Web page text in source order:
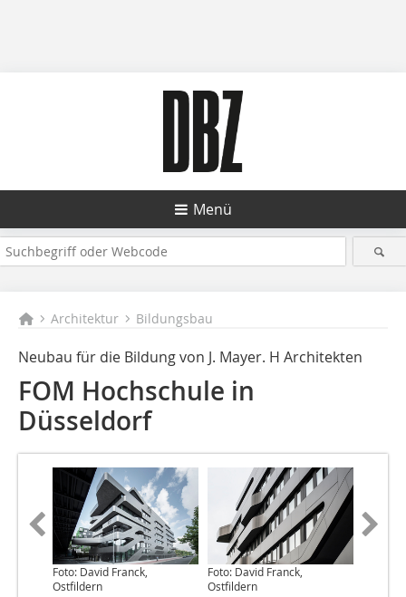
Menü
Architektur Bildungsbau
Neubau für die Bildung von J. Mayer. H Architekten
FOM Hochschule in
Düsseldorf
Foto: David Franck,
Ostfildern
Foto: David Franck,
Ostfildern